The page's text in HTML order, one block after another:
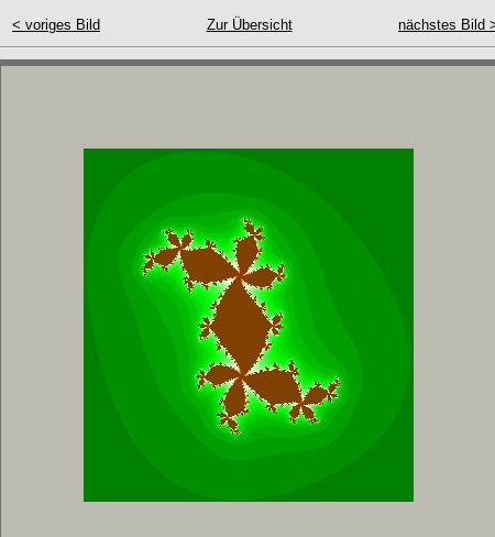
< voriges Bild Zur Übersicht nächstes Bild